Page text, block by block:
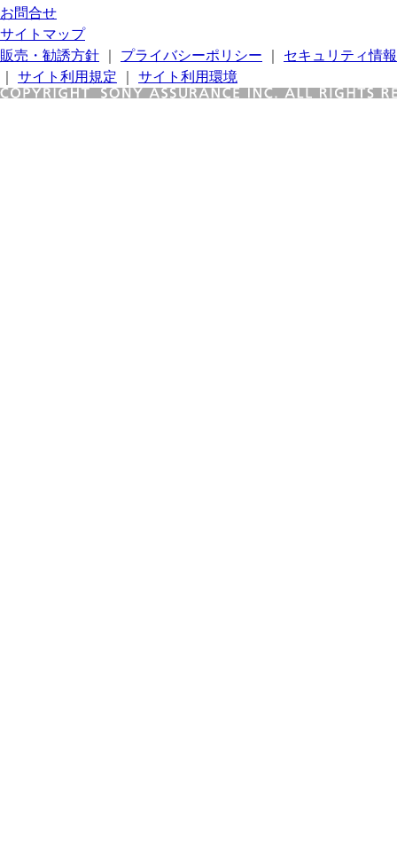
お問合せ
サイトマップ
販売・勧誘方針
プライバシーポリシー
セキュリティ情報
サイト利用規定 サイト利用環境